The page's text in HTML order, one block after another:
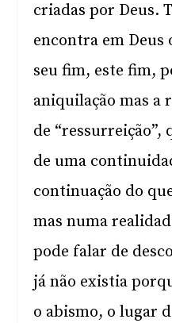
criadas por Deus.
encontra em Deus
seu fim, este fim,
aniquilação mas a
de
de uma
continuação do
mas numa
pode falar de
já não existia
o abismo, o lugar